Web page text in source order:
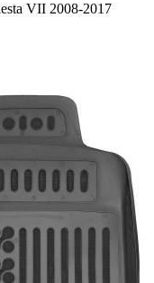
VII 2008-2017